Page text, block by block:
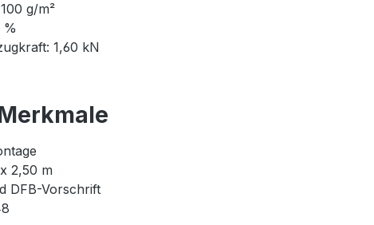
g/m²
%
1,60 kN
2,50 m
DFB-Vorschrift